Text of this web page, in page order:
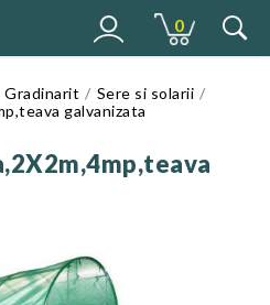
0
Gradinarit
Sere si solarii
galvanizata